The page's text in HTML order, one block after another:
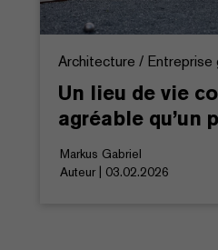
Architecture / Entreprise
Un lieu de vie
agréable qu’un
Markus Gabriel
Auteur | 03.02.2026